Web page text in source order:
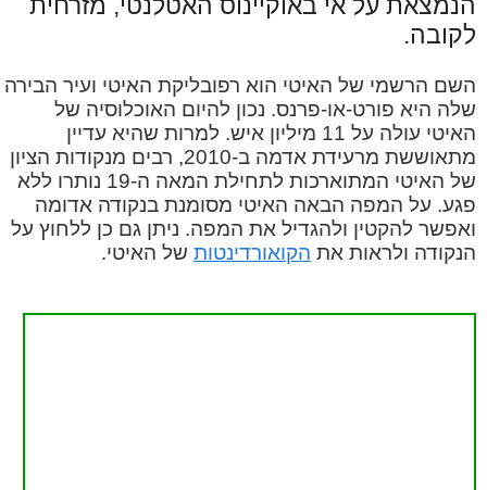
לקובה.
השם הרשמי של האיטי הוא רפובליקת האיטי ועיר הבירה
שלה היא פורט-או-פרנס. נכון להיום האוכלוסיה של
האיטי עולה על 11 מיליון איש. למרות שהיא עדיין
מתאוששת מרעידת אדמה ב-2010, רבים מנקודות הציון
של האיטי המתוארכות לתחילת המאה ה-19 נותרו ללא
פגע. על המפה הבאה האיטי מסומנת בנקודה אדומה
ואפשר להקטין ולהגדיל את המפה. ניתן גם כן ללחוץ על
הנקודה ולראות את הקואורדינטות של האיטי.